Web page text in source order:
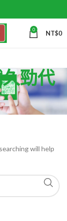
0 NT$0
勁代
will help